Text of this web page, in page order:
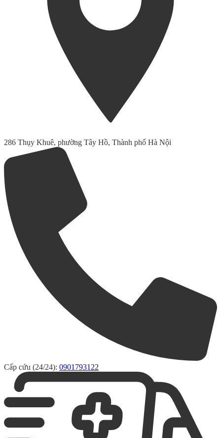
286 Thụy Khuê, phường Tây Hồ, Thành phố Hà Nội
Cấp cứu (24/24): 0901793122